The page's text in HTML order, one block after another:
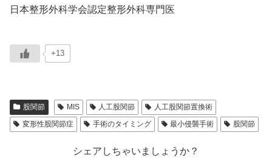
日本整形外科学会認定整形外科専門医
+13
股関節 MIS 人工股関節
人工股関節置換術
変形性股関節症
手術のタイミング 最小侵襲手術 股関節
シェアしちゃいましょうか？